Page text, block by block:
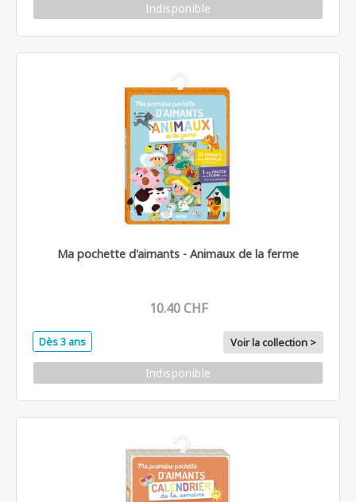
Indisponible
Ma pochette d'aimants - Animaux de la ferme
10.40 CHF
Dès 3 ans Voir la collection >
Indisponible